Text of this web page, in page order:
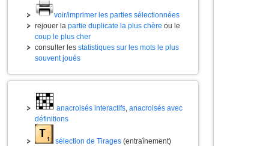
voir/imprimer les parties sélectionnées
rejouer la partie duplicate la plus chère ou le
coup le plus cher
consulter les statistiques sur les mots le plus
souvent joués
anacroisés interactifs, anacroisés avec
définitions
sélection de Tirages (entraînement)